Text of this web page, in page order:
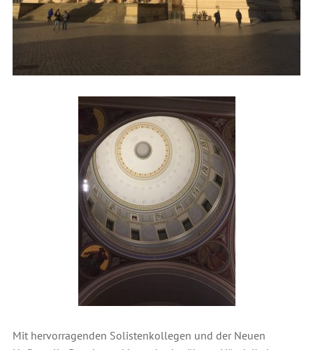
Mit hervorragenden Solistenkollegen und der Neuen